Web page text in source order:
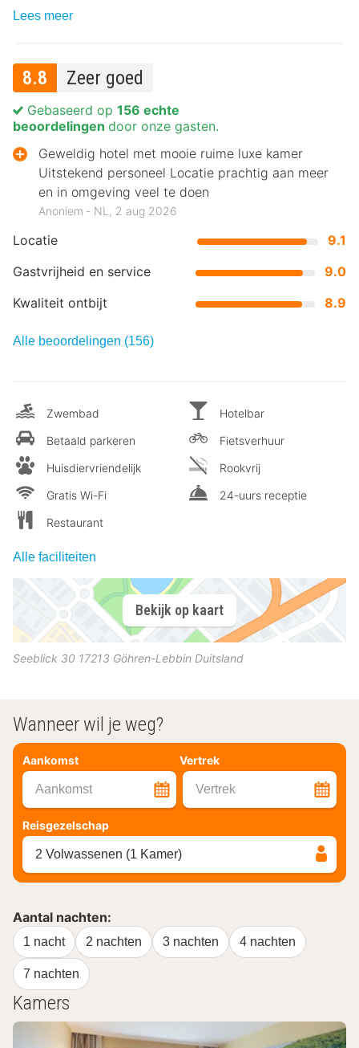
Lees meer
8.8 Zeer goed
Locatie
9.1
Gastvrijheid en service
9.0
Kwaliteit ontbijt
8.9
Gebaseerd op 156 echte
beoordelingen door onze gasten.
Geweldig hotel met mooie ruime luxe kamer
Uitstekend personeel Locatie prachtig aan meer
en in omgeving veel te doen
Anoniem ‐ NL, 2 aug 2026
Alle beoordelingen (156)
Zwembad
Betaald parkeren
Huisdiervriendelijk
Gratis Wi-Fi
Restaurant
Hotelbar
Fietsverhuur
Rookvrij
24-uurs receptie
Alle faciliteiten
Bekijk op kaart
Seeblick 30 17213 Göhren-Lebbin Duitsland
Wanneer wil je weg?
Aankomst Vertrek
Aankomst Vertrek
Reisgezelschap
2 Volwassenen (1 Kamer)
Aantal nachten:
1 nacht 2 nachten 3 nachten 4 nachten
7 nachten
Kamers